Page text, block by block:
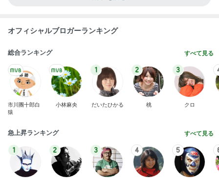
オフィシャルブロガーランキング
総合ランキング すべて見る
市川團十郎白
猿
小林麻央
1
だいたひかる
2
桃
3
クロ
急上昇ランキング すべて見る
1 2 3 4 5